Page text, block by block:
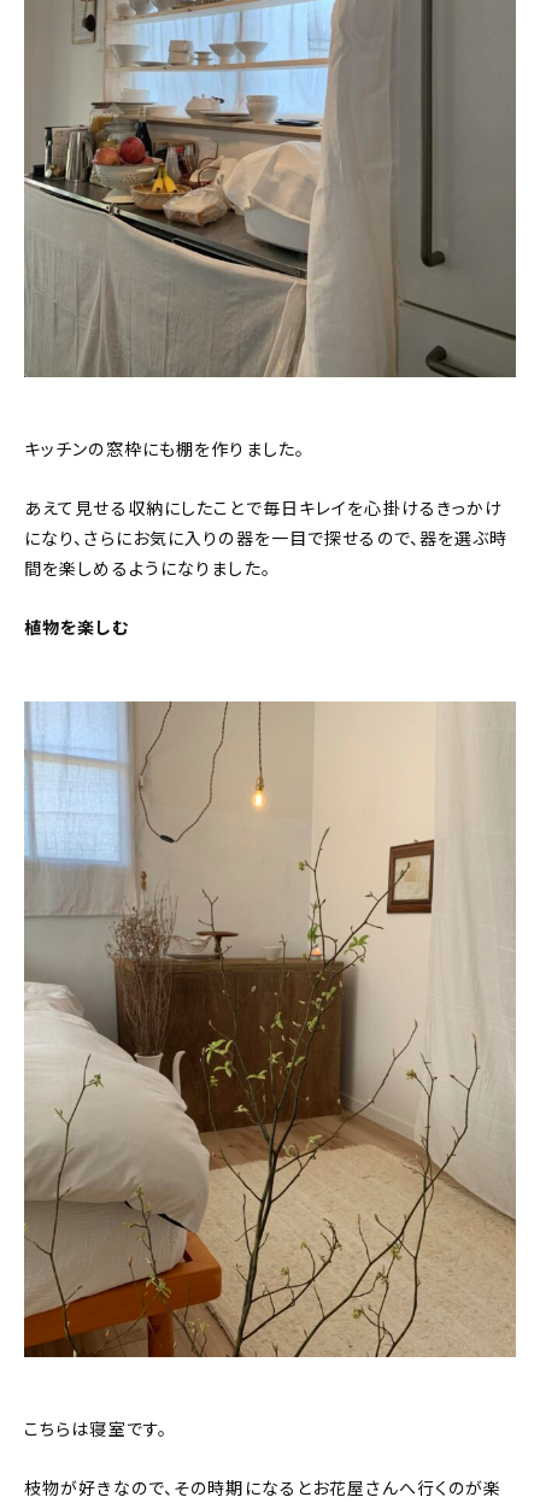
キッチンの窓枠にも棚を作りました。
あえて見せる収納にしたことで毎日キレイを心掛けるきっかけ
になり、さらにお気に入りの器を一目で探せるので、器を選ぶ時
間を楽しめるようになりました。
植物を楽しむ
こちらは寝室です。
枝物が好きなので、その時期になるとお花屋さんへ行くのが楽